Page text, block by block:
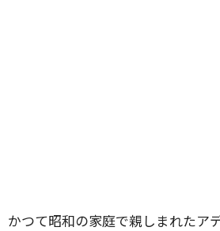
かつて昭和の家庭で親しまれたア